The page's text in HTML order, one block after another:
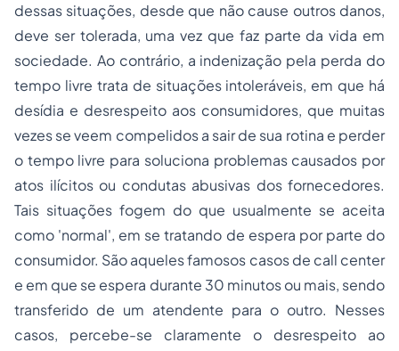
dessas situações, desde que não cause outros danos,
deve ser tolerada, uma vez que faz parte da vida em
sociedade. Ao contrário, a indenização pela perda do
tempo livre trata de situações intoleráveis, em que há
desídia e desrespeito aos consumidores, que muitas
vezes se veem compelidos a sair de sua rotina e perder
o tempo livre para soluciona problemas causados por
atos ilícitos ou condutas abusivas dos fornecedores.
Tais situações fogem do que usualmente se aceita
como 'normal', em se tratando de espera por parte do
consumidor. São aqueles famosos casos de call center
e em que se espera durante 30 minutos ou mais, sendo
transferido de um atendente para o outro. Nesses
casos, percebe-se claramente o desrespeito ao